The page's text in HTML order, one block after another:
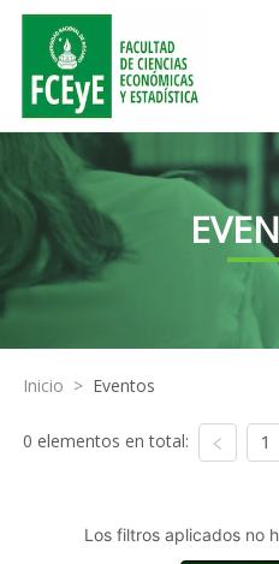
Inicio > Eventos
0 elementos en total: 1
Los filtros aplicados no